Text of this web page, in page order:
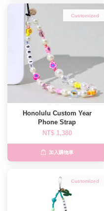
Customized
Honolulu Custom Year
Phone Strap
NT$ 1,380
加入購物車
Customized